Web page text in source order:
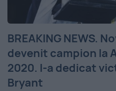
BREAKING NEWS.
devenit campion la
2020. I-a dedicat
Bryant